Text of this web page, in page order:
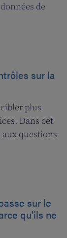
de
sur la
plus
Dans cet
questions
sur le
qu'ils ne